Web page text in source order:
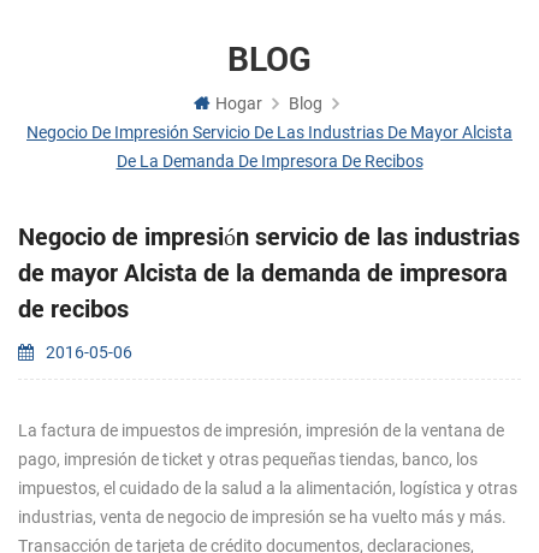
BLOG
Hogar
Blog
Negocio De Impresión Servicio De Las Industrias De Mayor Alcista
De La Demanda De Impresora De Recibos
Negocio de impresión servicio de las industrias
de mayor Alcista de la demanda de impresora
de recibos
2016-05-06
La factura de impuestos de impresión, impresión de la ventana de
pago, impresión de ticket y otras pequeñas tiendas, banco, los
impuestos, el cuidado de la salud a la alimentación, logística y otras
industrias, venta de negocio de impresión se ha vuelto más y más.
Transacción de tarjeta de crédito documentos, declaraciones,